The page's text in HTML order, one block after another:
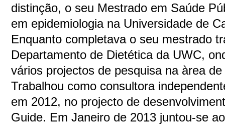
distinção, o seu Mestrado em Saúde
em epidemiologia na Universidade de
Enquanto completava o seu mestrado
Departamento de Dietética da UWC,
vários projectos de pesquisa na àrea
Trabalhou como consultora
em 2012, no projecto de
Guide. Em Janeiro de 2013 juntou-se